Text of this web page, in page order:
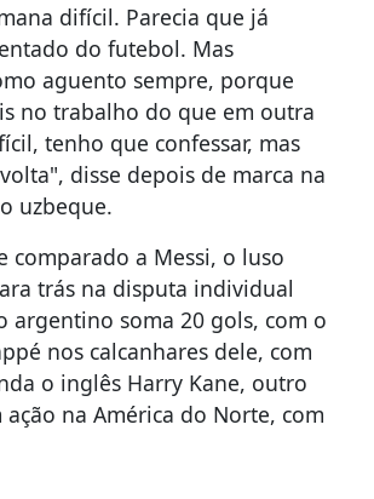
difícil. Parecia que já
do futebol. Mas
aguento sempre, porque
no trabalho do que em outra
tenho que confessar, mas
disse depois de marca na
uzbeque.
comparado a Messi, o luso
trás na disputa individual
argentino soma 20 gols, com o
nos calcanhares dele, com
o inglês Harry Kane, outro
ação na América do Norte, com